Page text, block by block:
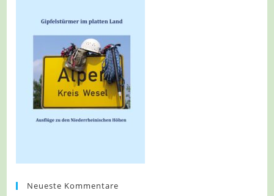
Neueste Kommentare